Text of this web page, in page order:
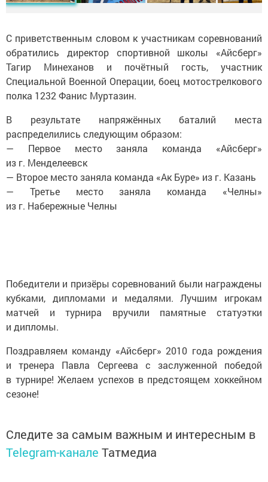
С приветственным словом к участникам соревнований
обратились директор спортивной школы «Айсберг»
Тагир Минеханов и почётный гость, участник
Специальной Военной Операции, боец мотострелкового
полка 1232 Фанис Муртазин.
В результате напряжённых баталий места
распределились следующим образом:
— Первое место заняла команда «Айсберг»
из г. Менделеевск
— Второе место заняла команда «Ак Буре» из г. Казань
— Третье место заняла команда «Челны»
из г. Набережные Челны
Победители и призёры соревнований были награждены
кубками, дипломами и медалями. Лучшим игрокам
матчей и турнира вручили памятные статуэтки
и дипломы.
Поздравляем команду «Айсберг» 2010 года рождения
и тренера Павла Сергеева с заслуженной победой
в турнире! Желаем успехов в предстоящем хоккейном
сезоне!
Следите за самым важным и интересным в
Telegram-канале Татмедиа